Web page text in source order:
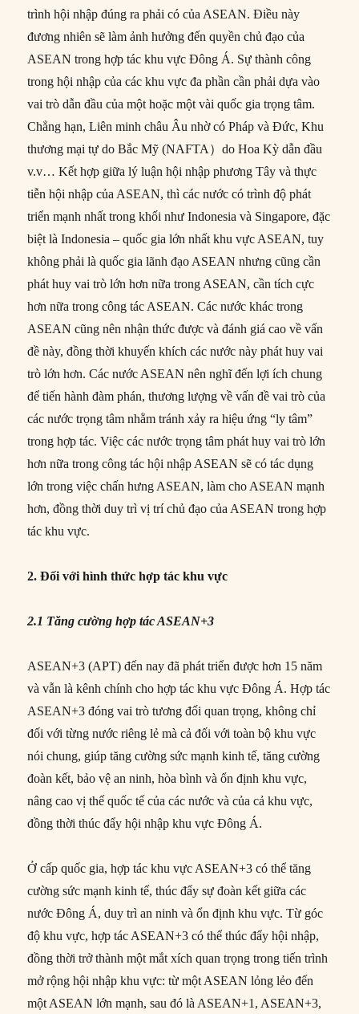
trình hội nhập đúng ra phải có của ASEAN. Điều này
đương nhiên sẽ làm ảnh hưởng đến quyền chủ đạo của
ASEAN trong hợp tác khu vực Đông Á. Sự thành công
trong hội nhập của các khu vực đa phần cần phải dựa vào
vai trò dẫn đầu của một hoặc một vài quốc gia trọng tâm.
Chẳng hạn, Liên minh châu Âu nhờ có Pháp và Đức, Khu
thương mại tự do Bắc Mỹ (NAFTA）do Hoa Kỳ dẫn đầu
v.v… Kết hợp giữa lý luận hội nhập phương Tây và thực
tiễn hội nhập của ASEAN, thì các nước có trình độ phát
triển mạnh nhất trong khối như Indonesia và Singapore, đặc
biệt là Indonesia – quốc gia lớn nhất khu vực ASEAN, tuy
không phải là quốc gia lãnh đạo ASEAN nhưng cũng cần
phát huy vai trò lớn hơn nữa trong ASEAN, cần tích cực
hơn nữa trong công tác ASEAN. Các nước khác trong
ASEAN cũng nên nhận thức được và đánh giá cao về vấn
đề này, đồng thời khuyến khích các nước này phát huy vai
trò lớn hơn. Các nước ASEAN nên nghĩ đến lợi ích chung
để tiến hành đàm phán, thương lượng về vấn đề vai trò của
các nước trọng tâm nhằm tránh xảy ra hiệu ứng “ly tâm”
trong hợp tác. Việc các nước trọng tâm phát huy vai trò lớn
hơn nữa trong công tác hội nhập ASEAN sẽ có tác dụng
lớn trong việc chấn hưng ASEAN, làm cho ASEAN mạnh
hơn, đồng thời duy trì vị trí chủ đạo của ASEAN trong hợp
tác khu vực.
2. Đối với hình thức hợp tác khu vực
2.1 Tăng cường hợp tác ASEAN+3
ASEAN+3 (APT) đến nay đã phát triển được hơn 15 năm
và vẫn là kênh chính cho hợp tác khu vực Đông Á. Hợp tác
ASEAN+3 đóng vai trò tương đối quan trọng, không chỉ
đối với từng nước riêng lẻ mà cả đối với toàn bộ khu vực
nói chung, giúp tăng cường sức mạnh kinh tế, tăng cường
đoàn kết, bảo vệ an ninh, hòa bình và ổn định khu vực,
nâng cao vị thế quốc tế của các nước và của cả khu vực,
đồng thời thúc đẩy hội nhập khu vực Đông Á.
Ở cấp quốc gia, hợp tác khu vực ASEAN+3 có thể tăng
cường sức mạnh kinh tế, thúc đẩy sự đoàn kết giữa các
nước Đông Á, duy trì an ninh và ổn định khu vực. Từ góc
độ khu vực, hợp tác ASEAN+3 có thể thúc đẩy hội nhập,
đồng thời trở thành một mắt xích quan trọng trong tiến trình
mở rộng hội nhập khu vực: từ một ASEAN lỏng lẻo đến
một ASEAN lớn mạnh, sau đó là ASEAN+1, ASEAN+3,